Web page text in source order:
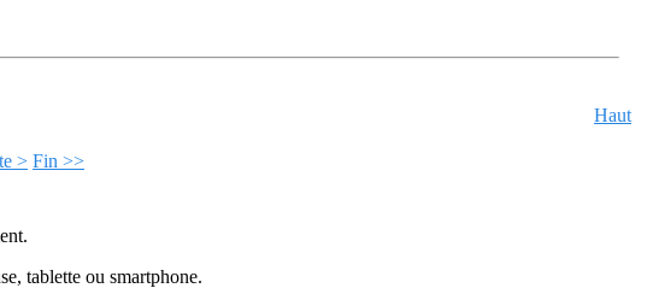
Haut
> Fin >>
tablette ou smartphone.